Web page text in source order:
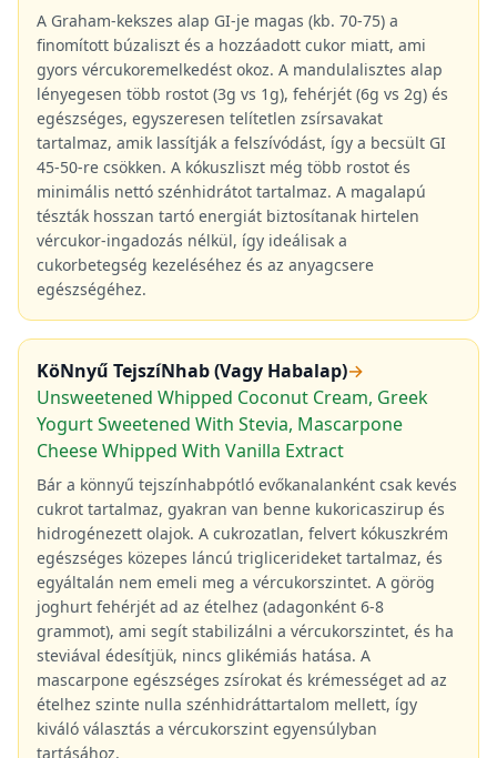
A Graham-kekszes alap GI-je magas (kb. 70-75) a
finomított búzaliszt és a hozzáadott cukor miatt, ami
gyors vércukoremelkedést okoz. A mandulalisztes alap
lényegesen több rostot (3g vs 1g), fehérjét (6g vs 2g) és
egészséges, egyszeresen telítetlen zsírsavakat
tartalmaz, amik lassítják a felszívódást, így a becsült GI
45-50-re csökken. A kókuszliszt még több rostot és
minimális nettó szénhidrátot tartalmaz. A magalapú
tészták hosszan tartó energiát biztosítanak hirtelen
vércukor-ingadozás nélkül, így ideálisak a
cukorbetegség kezeléséhez és az anyagcsere
egészségéhez.
KöNnyű TejszíNhab (Vagy Habalap)→
Unsweetened Whipped Coconut Cream, Greek
Yogurt Sweetened With Stevia, Mascarpone
Cheese Whipped With Vanilla Extract
Bár a könnyű tejszínhabpótló evőkanalanként csak kevés
cukrot tartalmaz, gyakran van benne kukoricaszirup és
hidrogénezett olajok. A cukrozatlan, felvert kókuszkrém
egészséges közepes láncú triglicerideket tartalmaz, és
egyáltalán nem emeli meg a vércukorszintet. A görög
joghurt fehérjét ad az ételhez (adagonként 6-8
grammot), ami segít stabilizálni a vércukorszintet, és ha
steviával édesítjük, nincs glikémiás hatása. A
mascarpone egészséges zsírokat és krémességet ad az
ételhez szinte nulla szénhidráttartalom mellett, így
kiváló választás a vércukorszint egyensúlyban
tartásához.